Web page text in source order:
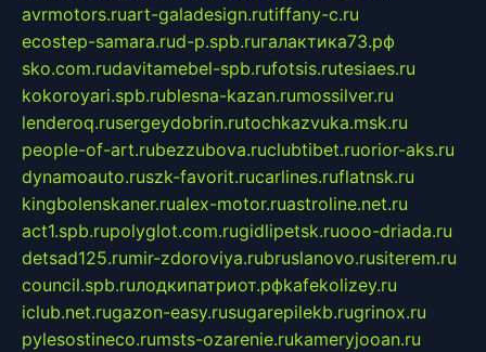
avrmotors.ruart-galadesign.rutiffany-c.ru
ecostep-samara.rud-p.spb.ruгалактика73.рф
sko.com.rudavitamebel-spb.rufotsis.rutesiaes.ru
kokoroyari.spb.rublesna-kazan.rumossilver.ru
lenderoq.rusergeydobrin.rutochkazvuka.msk.ru
people-of-art.rubezzubova.ruclubtibet.ruorior-aks.ru
dynamoauto.ruszk-favorit.rucarlines.ruflatnsk.ru
kingbolenskaner.rualex-motor.ruastroline.net.ru
act1.spb.rupolyglot.com.rugidlipetsk.ruooo-driada.ru
detsad125.rumir-zdoroviya.rubruslanovo.rusiterem.ru
council.spb.ruлодкипатриот.рфkafekolizey.ru
iclub.net.rugazon-easy.rusugarepilekb.rugrinox.ru
pylesostineco.rumsts-ozarenie.rukameryjooan.ru